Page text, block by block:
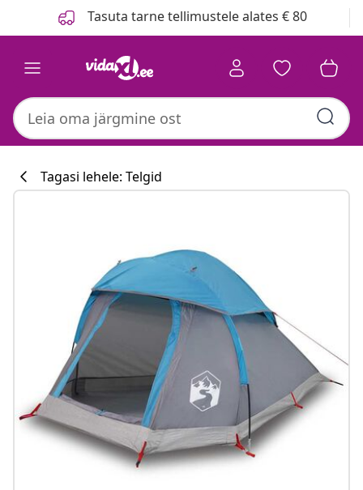
Tasuta tarne tellimustele alates € 80
#sharemevidaxl
Tagasi lehele: Telgid